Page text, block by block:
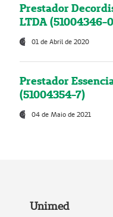
Prestador
LTDA (51004346-
01 de Abril de 2020
Prestador
(51004354-7)
04 de Maio de 2021
Unimed